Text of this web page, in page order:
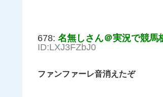
678: 名無しさん＠実況で競馬
ID:LXJ3FZbJ0
ファンファーレ音消えたぞ